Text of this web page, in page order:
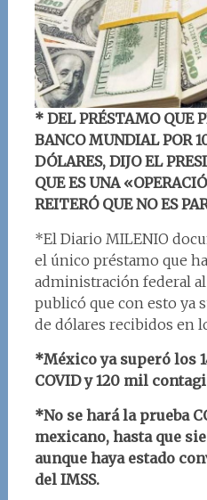
* DEL PRÉSTAMO QUE
BANCO MUNDIAL POR
DÓLARES, DIJO EL
QUE ES UNA
REITERÓ QUE NO ES
*El Diario MILENIO
el único préstamo que
administración federal
publicó que con esto ya
de dólares recibidos en
*México ya superó los
COVID y 120 mil
*No se hará la prueba
mexicano, hasta que
aunque haya estado
del IMSS.